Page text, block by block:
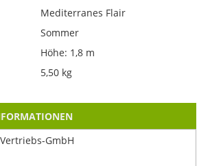
Mediterranes Flair
Sommer
Höhe: 1,8 m
5,50 kg
GmbH